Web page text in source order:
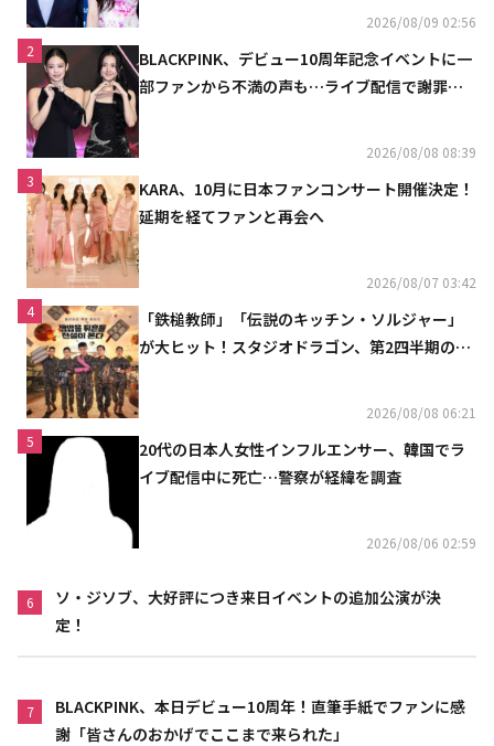
2026/08/09 02:56
2
BLACKPINK、デビュー10周年記念イベントに一
部ファンから不満の声も…ライブ配信で謝罪
2026/08/08 08:39
3
KARA、10月に日本ファンコンサート開催決定！
延期を経てファンと再会へ
2026/08/07 03:42
4
「鉄槌教師」「伝説のキッチン・ソルジャー」
が大ヒット！スタジオドラゴン、第2四半期の売
2026/08/08 06:21
5
20代の日本人女性インフルエンサー、韓国でラ
イブ配信中に死亡…警察が経緯を調査
2026/08/06 02:59
6
ソ・ジソブ、大好評につき来日イベントの追加公演が決
定！
7
BLACKPINK、本日デビュー10周年！直筆手紙でファンに感
謝「皆さんのおかげでここまで来られた」